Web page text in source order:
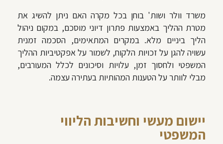
משרד וולר ושות' בוחן בכל מקרה האם ניתן להשיג את
מטרת ההליך באמצעות פתרון דיוני מוסכם, במקום ניהול
הליך ביניים מלא. במקרים המתאימים, הסכמה זמנית
עשויה להגן על זכויות הלקוח, לשמור על אפקטיביות ההליך
המשפטי ולחסוך זמן, עלויות וסיכונים לכלל המעורבים,
מבלי לוותר על הטענות המהותיות בעתירה עצמה.
יישום מעשי וחשיבות הליווי
המשפטי